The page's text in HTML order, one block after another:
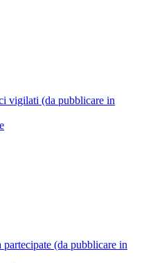
vigilati (da pubblicare in
partecipate (da pubblicare in